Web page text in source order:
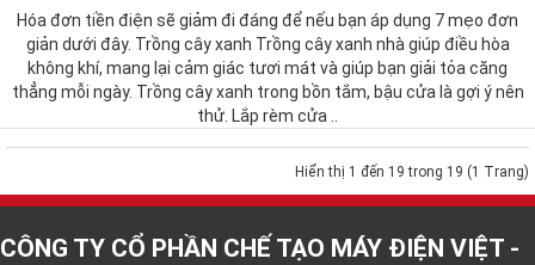
Hóa đơn tiền điện sẽ giảm đi đáng để nếu bạn áp dụng 7 mẹo đơn
giản dưới đây. Trồng cây xanh Trồng cây xanh nhà giúp điều hòa
không khí, mang lại cảm giác tươi mát và giúp bạn giải tỏa căng
thẳng mỗi ngày. Trồng cây xanh trong bồn tắm, bậu cửa là gợi ý nên
thử. Lắp rèm cửa ..
Hiển thị 1 đến 19 trong 19 (1 Trang)
CÔNG TY CỔ PHẦN CHẾ TẠO MÁY ĐIỆN VIỆT -